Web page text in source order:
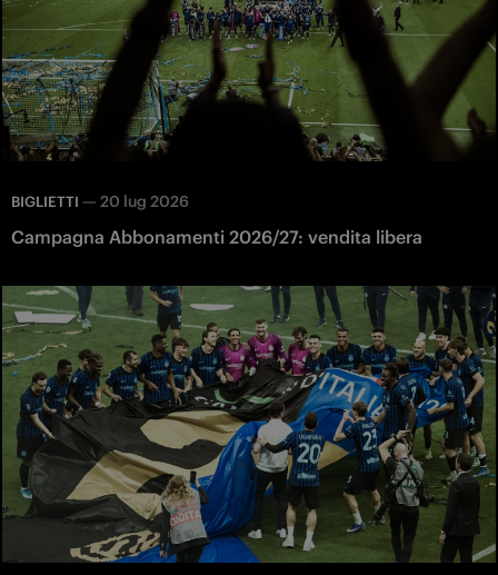
BIGLIETTI — 20 lug 2026
Campagna Abbonamenti 2026/27: vendita libera